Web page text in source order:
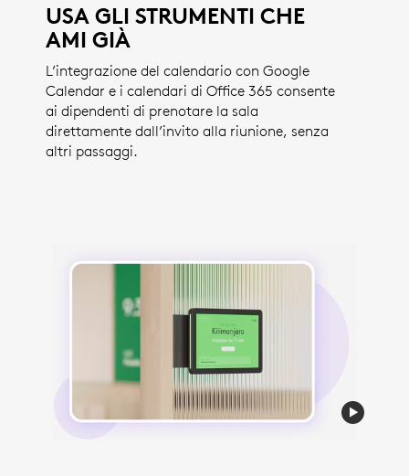
USA GLI STRUMENTI CHE
AMI GIÀ
L’integrazione del calendario con Google
Calendar e i calendari di Office 365 consente
ai dipendenti di prenotare la sala
direttamente dall’invito alla riunione, senza
altri passaggi.